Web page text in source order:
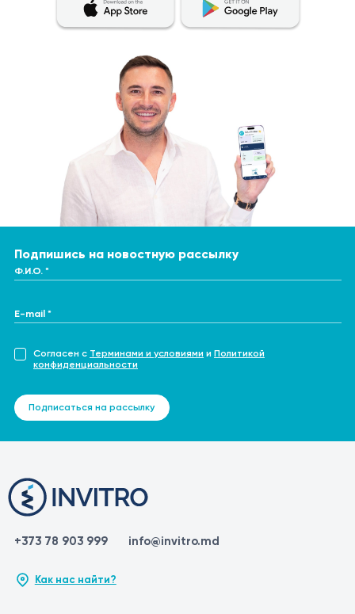
Подпишись на новостную рассылку
Ф.И.О. *
E-mail *
Согласен с Терминами и условиями и Политикой
конфиденциальности
Подписаться на рассылку
+373 78 903 999 info@invitro.md
Как нас найти?